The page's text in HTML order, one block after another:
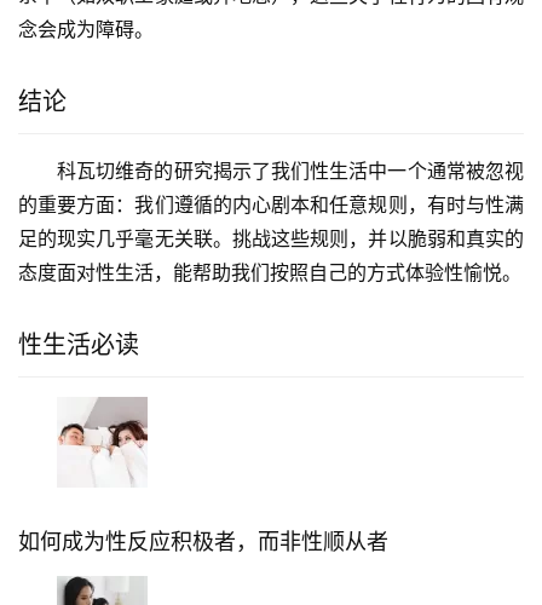
念会成为障碍。
结论
科瓦切维奇的研究揭示了我们性生活中一个通常被忽视
的重要方面：我们遵循的内心剧本和任意规则，有时与性满
足的现实几乎毫无关联。挑战这些规则，并以脆弱和真实的
态度面对性生活，能帮助我们按照自己的方式体验性愉悦。
性生活必读
如何成为性反应积极者，而非性顺从者